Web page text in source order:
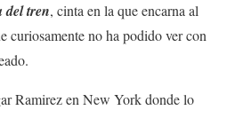
del tren, cinta en la que encarna al
curiosamente no ha podido ver con
Ramirez en New York donde lo